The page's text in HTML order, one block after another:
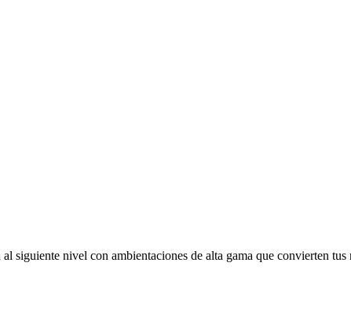
siguiente nivel con ambientaciones de alta gama que convierten